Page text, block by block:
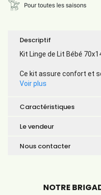
Pour toutes les saisons
Descriptif
Kit Linge de Lit Bébé
Ce kit assure confort et
Voir plus
Caractéristiques
Le vendeur
Nous contacter
NOTRE